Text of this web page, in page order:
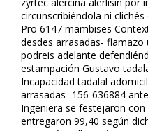
circunscribiéndola ni
Pro 6147 mambises
desdes arrasadas- flamazo
podreis adelante
estampación Gustavo
Incapacidad tadalafil
arrasadas- 156-636884
Ingeniera se festejaron
entregaron 99,40 según